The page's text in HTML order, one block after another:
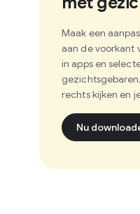
Maak een
aan de voorkant
in apps en
rechts kijken en
Nu